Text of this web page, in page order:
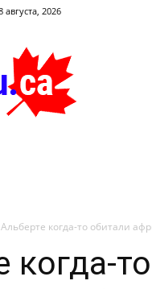
августа, 2026
когда-то обитали
когда-